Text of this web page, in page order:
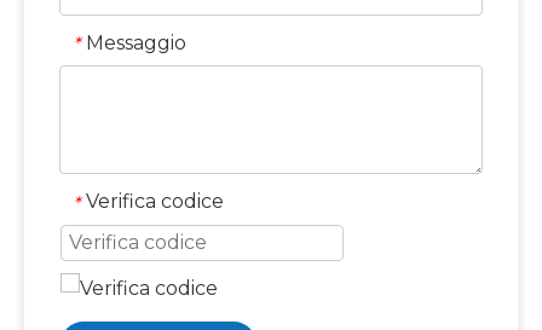
* Messaggio
* Verifica codice